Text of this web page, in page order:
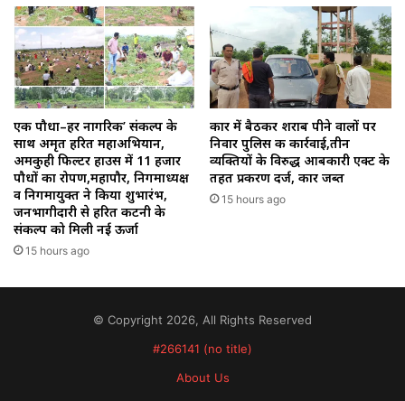
एक पौधा–हर नागरिक’ संकल्प के
साथ अमृत हरित महाअभियान,
अमकुही फिल्टर हाउस में 11 हजार
पौधों का रोपण,महापौर, निगमाध्यक्ष
व निगमायुक्त ने किया शुभारंभ,
जनभागीदारी से हरित कटनी के
संकल्प को मिली नई ऊर्जा
15 hours ago
कार में बैठकर शराब पीने वालों पर
निवार पुलिस की कार्रवाई,तीन
व्यक्तियों के विरुद्ध आबकारी एक्ट के
तहत प्रकरण दर्ज, कार जब्त
15 hours ago
© Copyright 2026, All Rights Reserved
#266141 (no title)
About Us